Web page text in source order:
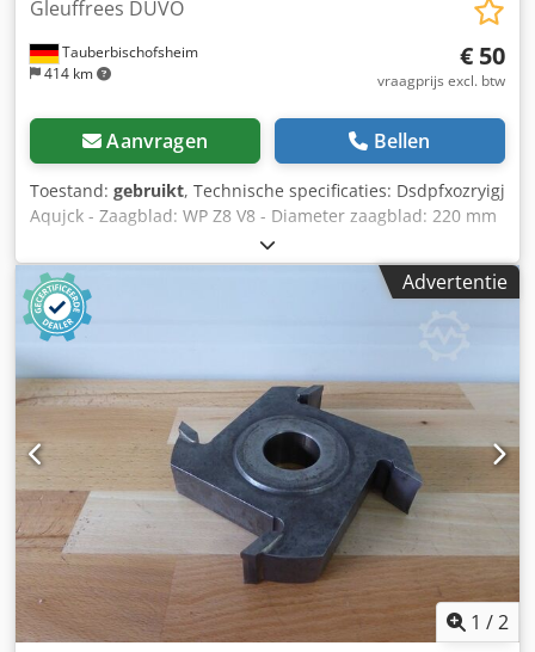
Tauberbischofsheim
414 km
Gleuffrees DUVO
€ 50
vraagprijs excl. btw
Aanvragen Bellen
Toestand: gebruikt, Technische specificaties: Dsdpfxozryigj
Aqujck - Zaagblad: WP Z8 V8 - Diameter zaagblad: 220 mm
- Boorgat: 70 mm - Lengte: 14,5 mm - Materiaal: staal -
Beschikbaar: 2
Advertentie
1 /2